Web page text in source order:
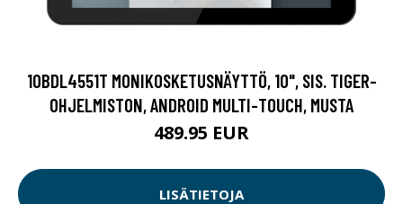
10BDL4551T MONIKOSKETUSNÄYTTÖ, 10", SIS. TIGER-
OHJELMISTON, ANDROID MULTI-TOUCH, MUSTA
489.95 EUR
LISÄTIETOJA